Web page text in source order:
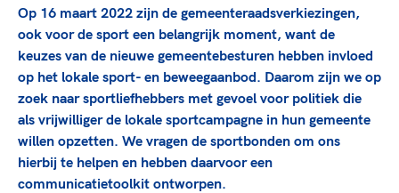
Sportonderzoek
Sportakkoord II
Game Changer
TeamNL kids
Olympische geschiedenis
Veilige en integere sport
Diversiteit en inclusie
Gezonde sportomgeving
Duurzaamheid
Bekwaam sportkader
Vitale clubs en bestuurlijk kader
Kennisaanbod TeamNL Experts
TeamNL Sport Science Centre
Olympische Spelen LA28
Paralympische Spelen LA28
Op 16 maart 2022 zijn de gemeenteraadsverkiezingen,
ook voor de sport een belangrijk moment, want de
keuzes van de nieuwe gemeentebesturen hebben invloed
op het lokale sport- en beweegaanbod. Daarom zijn we op
zoek naar sportliefhebbers met gevoel voor politiek die
als vrijwilliger de lokale sportcampagne in hun gemeente
willen opzetten. We vragen de sportbonden om ons
hierbij te helpen en hebben daarvoor een
communicatietoolkit ontworpen.